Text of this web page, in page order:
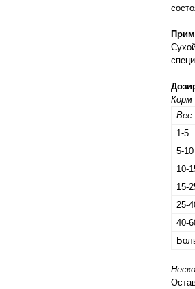
Корм
Вес
1-5
5-10
10-
15-
25-
40-